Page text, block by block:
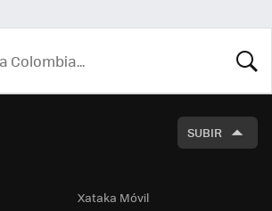
SUBIR
Xataka Móvil